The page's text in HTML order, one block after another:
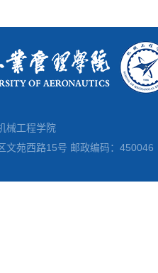
械工程学院
文苑西路15号 邮政编码：450046